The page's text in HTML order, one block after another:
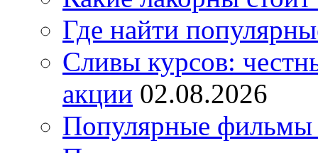
Где найти
Сливы курсов:
акции 02.08.2026
Популярные фильмы